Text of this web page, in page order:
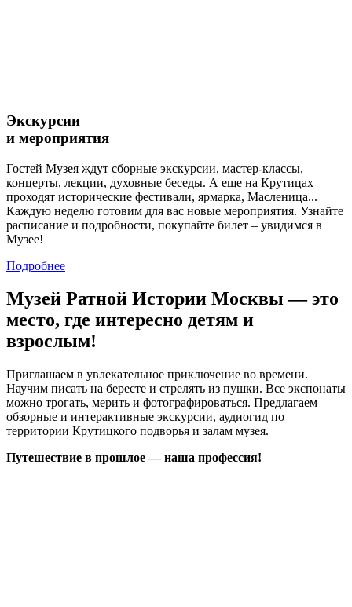
Экскурсии
и мероприятия
Гостей Музея ждут сборные экскурсии, мастер-классы,
концерты, лекции, духовные беседы. А еще на Крутицах
проходят исторические фестивали, ярмарка, Масленица...
Каждую неделю готовим для вас новые мероприятия. Узнайте
расписание и подробности, покупайте билет – увидимся в
Музее!
Подробнее
Музей Ратной Истории Москвы — это
место, где интересно детям и
взрослым!
Приглашаем в увлекательное приключение во времени.
Научим писать на бересте и стрелять из пушки. Все экспонаты
можно трогать, мерить и фотографироваться. Предлагаем
обзорные и интерактивные экскурсии, аудиогид по
территории Крутицкого подворья и залам музея.
Путешествие в прошлое — наша профессия!